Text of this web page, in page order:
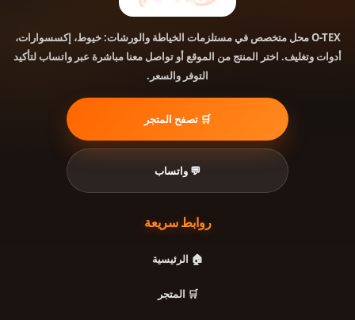
O-TEXمحل متخصص في مستلزمات الخياطة والورشات: خيوط، إكسسوارات،
أدوات وتغليف. اختر المنتج من الموقع أو تواصل معنا مباشرة عبر واتساب لتأكيد
التوفر والسعر.
🛒 تصفح المتجر
💬 واتساب
روابط سريعة
🏠 الرئيسية
🛒 المتجر